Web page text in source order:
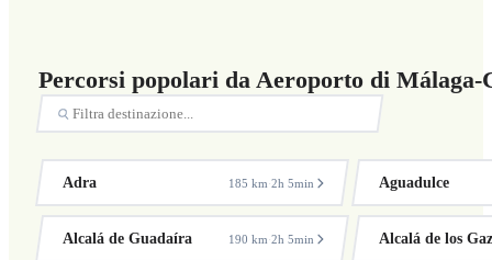
Percorsi popolari da Aeroporto di Málaga-
Adra 185 km·2h 5min Aguadulce
Alcalá de Guadaíra 190 km·2h 5min Alcalá de los